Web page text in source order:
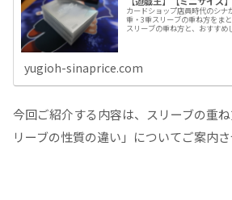
カードショップ店員時代のシ
重・3重スリーブの重ね方をま
スリーブの重ね方と、おすすめ
yugioh-sinaprice.com
今回ご紹介する内容は、スリーブの重
リーブの性質の違い」についてご案内